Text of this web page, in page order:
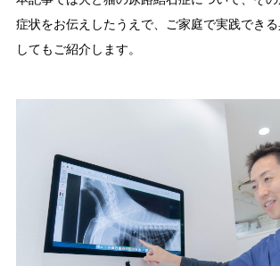
症状をお伝えしたうえで、ご家庭で実践でき
してもご紹介します。